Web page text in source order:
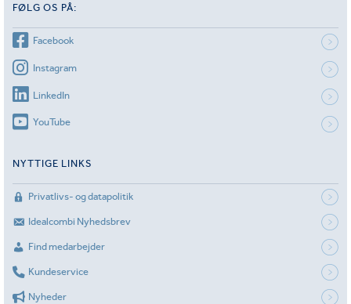
FØLG OS PÅ:
Facebook
Instagram
LinkedIn
YouTube
NYTTIGE LINKS
Privatlivs- og datapolitik
Idealcombi Nyhedsbrev
Find medarbejder
Kundeservice
Nyheder